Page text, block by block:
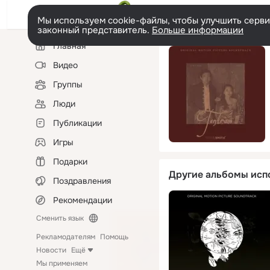
Мы используем cookie-файлы, чтобы улучшить
законный представитель. Больше информации
Левая
колонкаГлавная
Видео
Группы
Люди
Публикации
Игры
Подарки
Поздравления
Рекомендации
Сменить язык
Рекламодателям Помощь
Новости Ещё
Мы применяем
Другие альбомы